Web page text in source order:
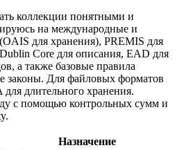
коллекции понятными и
на международные и
для хранения), PREMIS для
Core для описания, EAD для
а также базовые правила
законы. Для файловых форматов
длительного хранения.
с помощью контрольных сумм и
Назначение